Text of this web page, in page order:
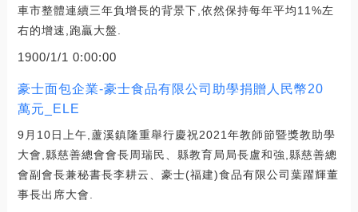
車市整體連續三年負增長的背景下,依然保持每年平均11%左
右的增速,跑贏大盤.
1900/1/1 0:00:00
豪士面包企業-豪士食品有限公司助學捐贈人民幣20
萬元_ELE
9月10日上午,蘆溪鎮隆重舉行慶祝2021年教師節暨獎教助學
大會,縣慈善總會會長周瑞民、縣教育局局長盧和強,縣慈善總
會副會長兼秘書長李耕云、豪士(福建)食品有限公司葉躍輝董
事長出席大會.